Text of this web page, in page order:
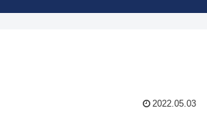
2022.05.03